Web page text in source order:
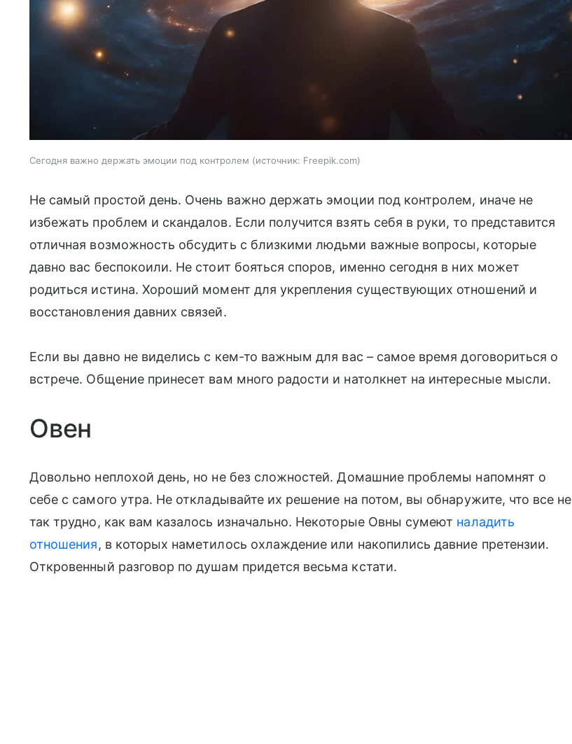
Сегодня важно держать эмоции под контролем источник: Freepik.com
Не самый простой день. Очень важно держать эмоции под контролем, иначе не
избежать проблем и скандалов. Если получится взять себя в руки, то представится
отличная возможность обсудить с близкими людьми важные вопросы, которые
давно вас беспокоили. Не стоит бояться споров, именно сегодня в них может
родиться истина. Хороший момент для укрепления существующих отношений и
восстановления давних связей.
Если вы давно не виделись с кем-то важным для вас – самое время договориться о
встрече. Общение принесет вам много радости и натолкнет на интересные мысли.
Овен
Довольно неплохой день, но не без сложностей. Домашние проблемы напомнят о
себе с самого утра. Не откладывайте их решение на потом, вы обнаружите, что все не
так трудно, как вам казалось изначально. Некоторые Овны сумеют наладить
отношения, в которых наметилось охлаждение или накопились давние претензии.
Откровенный разговор по душам придется весьма кстати.